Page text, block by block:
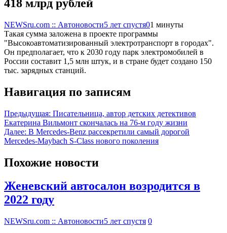
418 млрд рублей
NEWSru.com :: Автоновости5 лет спустя01 минуты
Такая сумма заложена в проекте программы
"Высокоавтоматизированный электротранспорт в городах".
Он предполагает, что к 2030 году парк электромобилей в
России составит 1,5 млн штук, и в стране будет создано 150
тыс. зарядных станций.
Навигация по записям
Предыдущая: Писательница, автор детских детективов
Екатерина Вильмонт скончалась на 76-м году жизни
Далее: В Mercedes-Benz рассекретили самый дорогой
Mercedes-Maybach S-Class нового поколения
Похожие новости
Женевский автосалон возродится в
2022 году
NEWSru.com :: Автоновости5 лет спустя 0